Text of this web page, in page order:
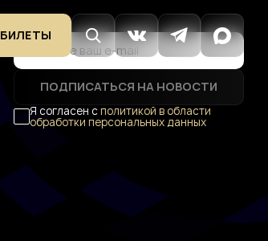
БИЛЕТЫ
ПОДПИСАТЬСЯ НА НОВОСТИ
Я согласен сполитикой в области
обработки персональных данных